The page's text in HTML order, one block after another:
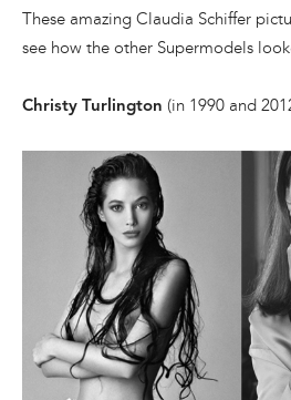
These amazing Claudia Schiffer
see how the other Supermodels
Christy Turlington (in 1990 and